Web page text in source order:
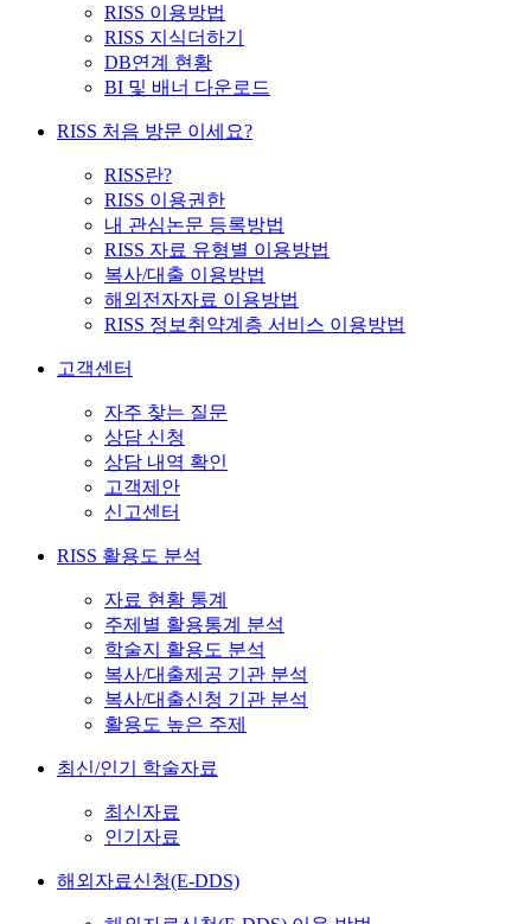
RISS 이용방법
RISS 지식더하기
DB연계 현황
BI 및 배너 다운로드
RISS 처음 방문 이세요?
RISS란?
RISS 이용권한
내 관심논문 등록방법
RISS 자료 유형별 이용방법
복사/대출 이용방법
해외전자자료 이용방법
RISS 정보취약계층 서비스 이용방법
고객센터
자주 찾는 질문
상담 신청
상담 내역 확인
고객제안
신고센터
RISS 활용도 분석
자료 현황 통계
주제별 활용통계 분석
학술지 활용도 분석
복사/대출제공 기관 분석
복사/대출신청 기관 분석
활용도 높은 주제
최신/인기 학술자료
최신자료
인기자료
해외자료신청(E-DDS)